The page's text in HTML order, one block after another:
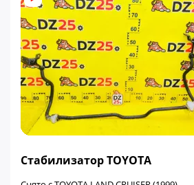
Стабилизатор TOYOTA